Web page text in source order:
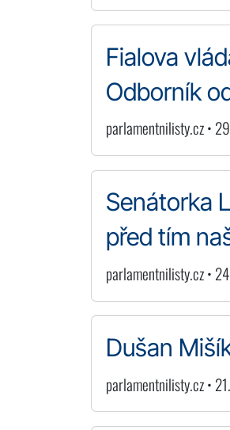
Fialova
Odborník
parlamentnilisty.cz •
Senátorka
před tím
parlamentnilisty.cz •
Dušan
parlamentnilisty.cz •